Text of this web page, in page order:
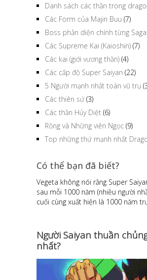
Danh sách các thần trong
Các Form của Majin Buu (7)
Boss phản diện chính từng Saga
Các Supreme Kai (Kaioshin) (7)
Các kai (giới vương thần) (4)
Các cấp độ Super Saiyan (22)
5 Người mạnh nhất toàn vũ trụ
Các thiên sứ (3)
Các thần Hủy Diệt (6)
Rồng và Những viên Ngọc (9)
Top những thứ mạnh nhất
Có thể bạn đã biết?
Vegeta không nói rằng Super
sau mỗi 1000 năm (nhiều người
cuối cùng xuất hiện là 1000 năm
Người Saiyan thuần
nhất?